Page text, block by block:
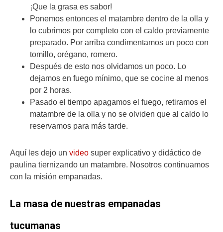
¡Que la grasa es sabor!
Ponemos entonces el matambre dentro de la olla y
lo cubrimos por completo con el caldo previamente
preparado. Por arriba condimentamos un poco con
tomillo, orégano, romero.
Después de esto nos olvidamos un poco. Lo
dejamos en fuego mínimo, que se cocine al menos
por 2 horas.
Pasado el tiempo apagamos el fuego, retiramos el
matambre de la olla y no se olviden que al caldo lo
reservamos para más tarde.
Aquí les dejo un video super explicativo y didáctico de
paulina tiernizando un matambre. Nosotros continuamos
con la misión empanadas.
La masa de nuestras empanadas
tucumanas